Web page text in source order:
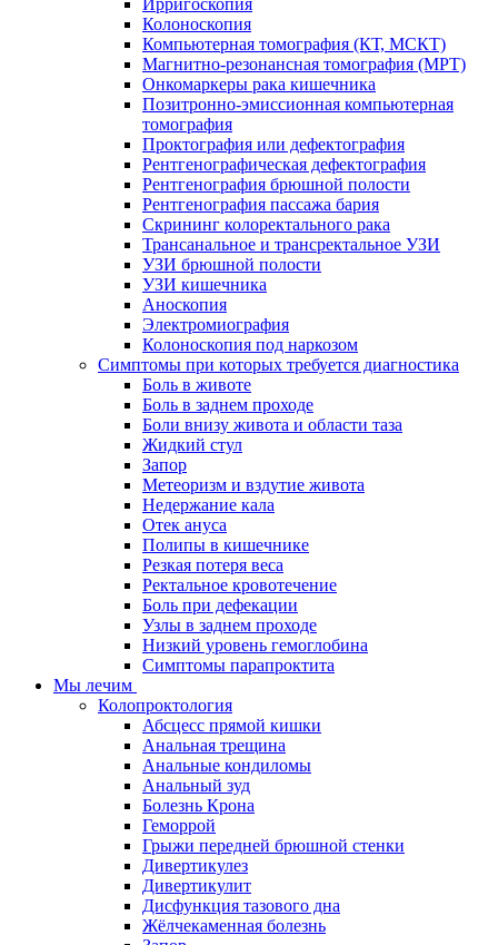
Ирригоскопия
Колоноскопия
Компьютерная томография (КТ, МСКТ)
Магнитно-резонансная томография (МРТ)
Онкомаркеры рака кишечника
Позитронно-эмиссионная компьютерная
томография
Проктография или дефектография
Рентгенографическая дефектография
Рентгенография брюшной полости
Рентгенография пассажа бария
Скрининг колоректального рака
Трансанальное и трансректальное УЗИ
УЗИ брюшной полости
УЗИ кишечника
Аноскопия
Электромиография
Колоноскопия под наркозом
Симптомы при которых требуется диагностика
Боль в животе
Боль в заднем проходе
Боли внизу живота и области таза
Жидкий стул
Запор
Метеоризм и вздутие живота
Недержание кала
Отек ануса
Полипы в кишечнике
Резкая потеря веса
Ректальное кровотечение
Боль при дефекации
Узлы в заднем проходе
Низкий уровень гемоглобина
Симптомы парапроктита
Мы лечим
Колопроктология
Абсцесс прямой кишки
Анальная трещина
Анальные кондиломы
Анальный зуд
Болезнь Крона
Геморрой
Грыжи передней брюшной стенки
Дивертикулез
Дивертикулит
Дисфункция тазового дна
Жёлчекаменная болезнь